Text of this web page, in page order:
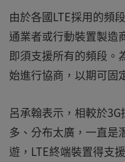
由於各國LTE採用的頻
通業者或行動裝置製造
即須支援所有的頻段。
始進行協商，以期可固
呂承翰表示，相較於
多、分布太廣，一直是
遊，LTE終端裝置得支